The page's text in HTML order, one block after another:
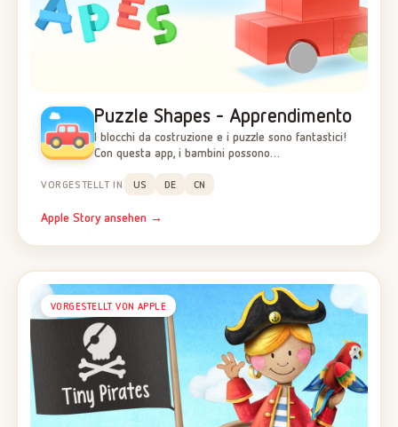
Puzzle Shapes - Apprendimento
I blocchi da costruzione e i puzzle sono fantastici!
Con questa app, i bambini possono…
VORGESTELLT IN US DE CN
Apple Story ansehen →
VORGESTELLT VON APPLE